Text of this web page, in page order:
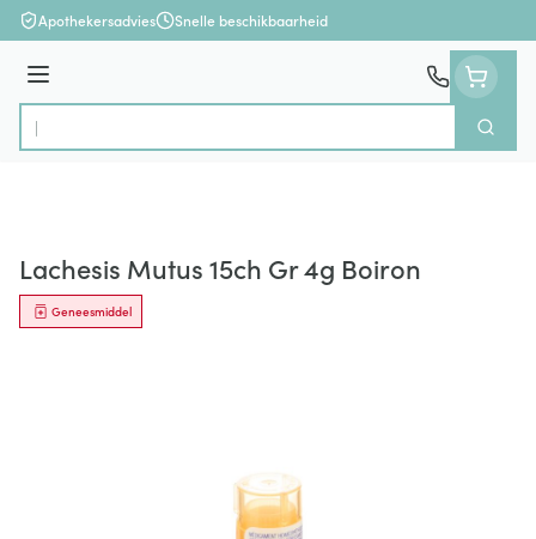
Ga naar de inhoud
Apothekersadvies Snelle beschikbaarheid
Menu
Product, merk, categorie...
Zoek
Lachesis Mutus 15ch Gr 4g Boiron
Geneesmiddel